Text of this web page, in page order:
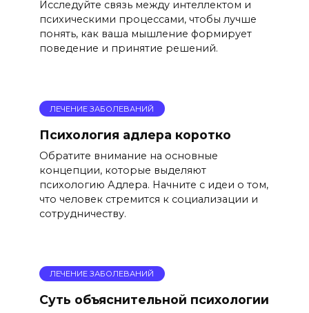
Исследуйте связь между интеллектом и
психическими процессами, чтобы лучше
понять, как ваша мышление формирует
поведение и принятие решений.
ЛЕЧЕНИЕ ЗАБОЛЕВАНИЙ
Психология адлера коротко
Обратите внимание на основные
концепции, которые выделяют
психологию Адлера. Начните с идеи о том,
что человек стремится к социализации и
сотрудничеству.
ЛЕЧЕНИЕ ЗАБОЛЕВАНИЙ
Суть объяснительной психологии